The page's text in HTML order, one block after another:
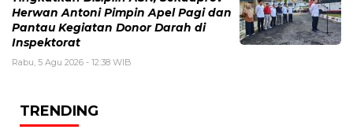
Herwan Antoni Pimpin Apel Pagi dan
Pantau Kegiatan Donor Darah di
Inspektorat
Rabu, 5 Agu 2026 - 12:38 WIB
TRENDING